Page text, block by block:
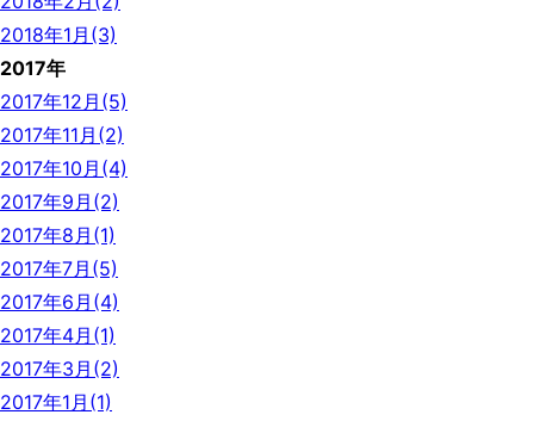
2018年1月(3)
2017年
2017年12月(5)
2017年11月(2)
2017年10月(4)
2017年9月(2)
2017年8月(1)
2017年7月(5)
2017年6月(4)
2017年4月(1)
2017年3月(2)
2017年1月(1)